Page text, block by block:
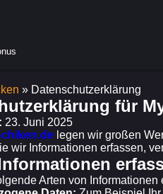
» Datenschutzerklärung
für
23. Juni 2025
legen wir großen
wir Informationen erfassen,
Arten von Informationen